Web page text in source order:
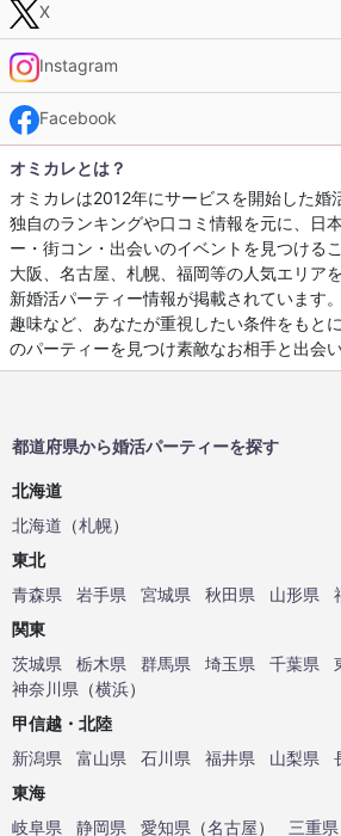
X
Instagram
Facebook
オミカレとは？
オミカレは2012年にサービスを開始した婚
独自のランキングや口コミ情報を元に、日
ー・街コン・出会いのイベントを見つける
大阪、名古屋、札幌、福岡等の人気エリア
新婚活パーティー情報が掲載されています
趣味など、あなたが重視したい条件をもと
のパーティーを見つけ素敵なお相手と出会い
都道府県から婚活パーティーを探す
北海道
北海道 （札幌）
東北
青森県
岩手県 宮城県 秋田県 山形県
関東
茨城県
栃木県 群馬県 埼玉県 千葉県
神奈川県 （横浜）
甲信越・北陸
新潟県
富山県 石川県 福井県 山梨県
東海
岐阜県
静岡県 愛知県 （名古屋）
三重県